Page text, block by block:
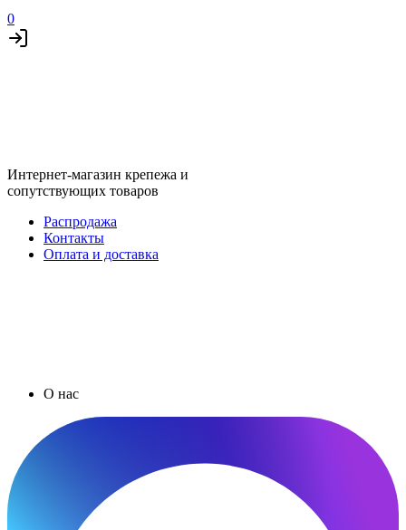
0
Интернет-магазин крепежа и
сопутствующих товаров
Распродажа
Контакты
Оплата и доставка
О нас